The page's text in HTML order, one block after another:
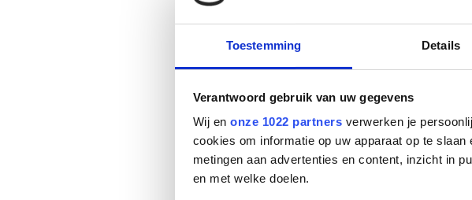
Toestemming Details
Verantwoord gebruik van uw gegevens
Wij en onze 1022 partners verwerken je
cookies om informatie op uw apparaat op te
metingen aan advertenties en content, inzicht in
en met welke doelen.
Plug en Play oplossing
-kabel aan of maak
klaar is kees. U bent klaar om in te
Uitstekende geluidskwaliteit
Geniet van kristalheldere en
Kies voor onbeperkte mobiliteit
Jabra Speak 510, uitgebreid met
zoals u dat wilt.
Optimale gebruikerservaring
Profiteer van volledige compatibiliteit
telefoon, smartphone of tablet met